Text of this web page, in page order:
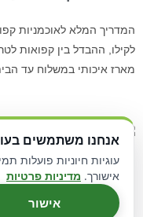
המדריך המלא לאוכמניות
לקילו, ההבדל בין קפואות
מארז איכותי במשלוח עד
אנחנו משתמשים
עוגיות חיוניות פועלות
אישורך. מדיניות פרטיות
אישור